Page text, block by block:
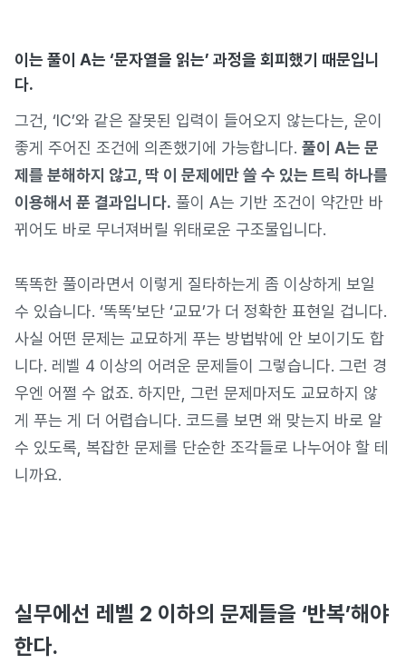
이는 풀이 A는 ‘문자열을 읽는’ 과정을 회피했기 때문입니
다.
그건, ‘IC’와 같은 잘못된 입력이 들어오지 않는다는, 운이
좋게 주어진 조건에 의존했기에 가능합니다. 풀이 A는 문
제를 분해하지 않고, 딱 이 문제에만 쓸 수 있는 트릭 하나를
이용해서 푼 결과입니다. 풀이 A는 기반 조건이 약간만 바
뀌어도 바로 무너져버릴 위태로운 구조물입니다.
똑똑한 풀이라면서 이렇게 질타하는게 좀 이상하게 보일
수 있습니다. ‘똑똑’보단 ‘교묘’가 더 정확한 표현일 겁니다.
사실 어떤 문제는 교묘하게 푸는 방법밖에 안 보이기도 합
니다. 레벨 4 이상의 어려운 문제들이 그렇습니다. 그런 경
우엔 어쩔 수 없죠. 하지만, 그런 문제마저도 교묘하지 않
게 푸는 게 더 어렵습니다. 코드를 보면 왜 맞는지 바로 알
수 있도록, 복잡한 문제를 단순한 조각들로 나누어야 할 테
니까요.
실무에선 레벨 2 이하의 문제들을 ‘반복’해야
한다.